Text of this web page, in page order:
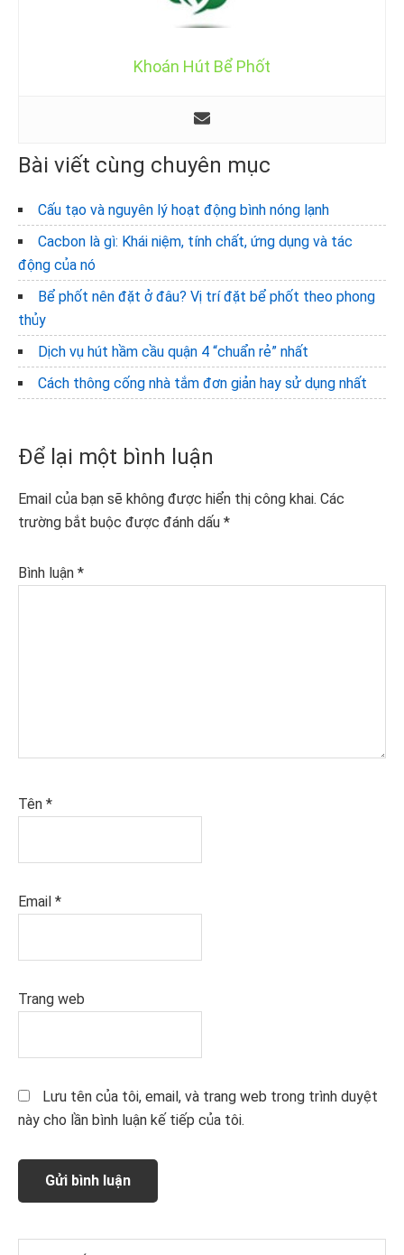
Khoán Hút Bể Phốt
Bài viết cùng chuyên mục
Cấu tạo và nguyên lý hoạt động bình nóng lạnh
Cacbon là gì: Khái niệm, tính chất, ứng dụng và tác
động của nó
Bể phốt nên đặt ở đâu? Vị trí đặt bể phốt theo phong
thủy
Dịch vụ hút hầm cầu quận 4 “chuẩn rẻ” nhất
Cách thông cống nhà tắm đơn giản hay sử dụng nhất
Reader
Interactions
Để lại một bình luận
Email của bạn sẽ không được hiển thị công khai. Các
trường bắt buộc được đánh dấu *
Bình luận *
Tên *
Email *
Trang web
Lưu tên của tôi, email, và trang web trong trình duyệt
này cho lần bình luận kế tiếp của tôi.